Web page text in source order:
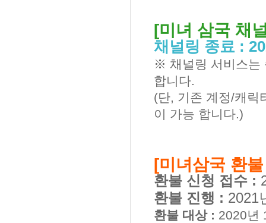
[미녀 삼국 채
채널링 종료 :
※ 채널링 서비스는
합니다.
(단, 기존 계정/캐릭
이 가능 합니다.)
[미녀삼국 환
환불 신청 접수 :
환불 진행 : 2021
환불 대상 : 2020년